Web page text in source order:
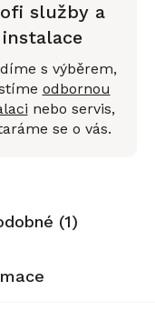
služby a
instalace
s výběrem,
odbornou
nebo servis,
se o vás.
(1)